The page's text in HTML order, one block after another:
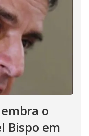
o
Bispo em